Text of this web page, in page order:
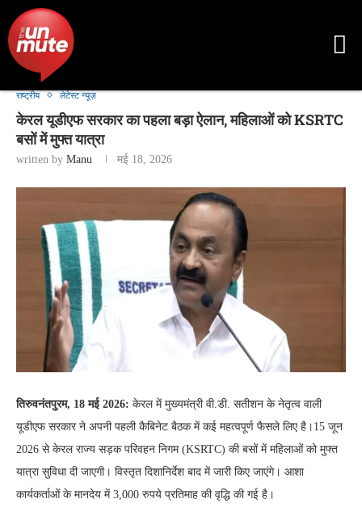
राष्ट्रीय लेटेस्ट न्यूज़
केरल यूडीएफ सरकार का पहला बड़ा ऐलान, महिलाओं को KSRTC
बसों में मुफ्त यात्रा
written by Manu मई 18, 2026
तिरुवनंतपुरम, 18 मई 2026: केरल में मुख्यमंत्री वी.डी. सतीशन के नेतृत्व वाली
यूडीएफ सरकार ने अपनी पहली कैबिनेट बैठक में कई महत्वपूर्ण फैसले लिए है।15 जून
2026 से केरल राज्य सड़क परिवहन निगम (KSRTC) की बसों में महिलाओं को मुफ्त
यात्रा सुविधा दी जाएगी। विस्तृत दिशानिर्देश बाद में जारी किए जाएंगे। आशा
कार्यकर्ताओं के मानदेय में 3,000 रुपये प्रतिमाह की वृद्धि की गई है।